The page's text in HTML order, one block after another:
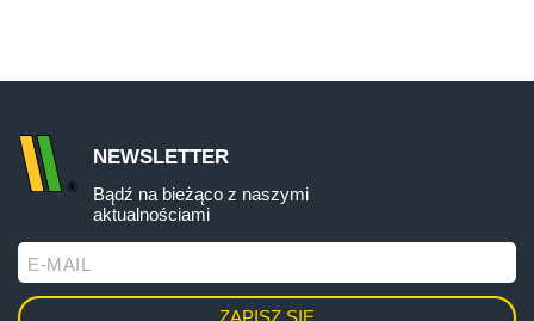
العربية
رسید ن
NEWSLETTER
Bądź na bieżąco z naszymi
aktualnościami
E-MAIL